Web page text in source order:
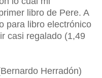
libro de Pere. A
para libro electrónico
casi regalado (1,49
Herradón)